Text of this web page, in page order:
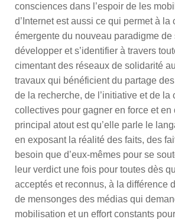
consciences dans l’espoir de les
d’Internet est aussi ce qui permet à la
émergente du nouveau paradigme de
développer et s’identifier à travers
cimentant des réseaux de solidarité
travaux qui bénéficient du partage
de la recherche, de l’initiative et de la
collectives pour gagner en force et en
principal atout est qu’elle parle le
en exposant la réalité des faits, des
besoin que d’eux-mêmes pour se
leur verdict une fois pour toutes dès
acceptés et reconnus, à la différence
de mensonges des médias qui
mobilisation et un effort constants